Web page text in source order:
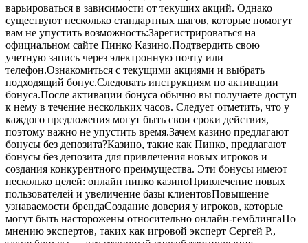
варьироваться в зависимости от текущих акций. Однако
существуют несколько стандартных шагов, которые помогут
вам не упустить возможность:Зарегистрироваться на
официальном сайте Пинко Казино.Подтвердить свою
учетную запись через электронную почту или
телефон.Ознакомиться с текущими акциями и выбрать
подходящий бонус.Следовать инструкциям по активации
бонуса.После активации бонуса обычно вы получаете доступ
к нему в течение нескольких часов. Следует отметить, что у
каждого предложения могут быть свои сроки действия,
поэтому важно не упустить время.Зачем казино предлагают
бонусы без депозита?Казино, такие как Пинко, предлагают
бонусы без депозита для привлечения новых игроков и
создания конкурентного преимущества. Эти бонусы имеют
несколько целей: онлайн пинко казиноПривлечение новых
пользователей и увеличение базы клиентовПовышение
узнаваемости брендаСоздание доверия у игроков, которые
могут быть насторожены относительно онлайн-гемблингаПо
мнению экспертов, таких как игровой эксперт Сергей Р.,